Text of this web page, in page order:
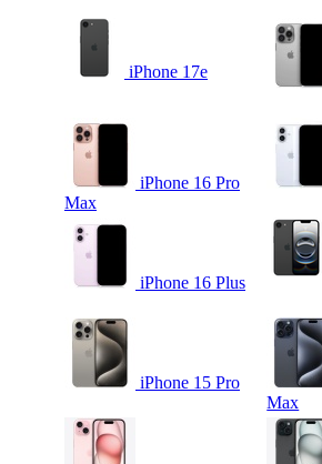
iPhone 17e
iPhone 16 Pro
Max
iPhone 16 Plus
iPhone 15 Pro
Max